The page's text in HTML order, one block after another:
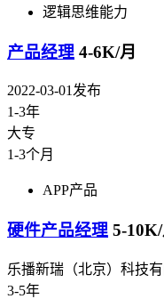
逻辑思维能力
产品经理 4-6K/月
2022-03-01发布
1-3年
大专
1-3个月
APP产品
硬件产品经理 5-10K/
乐播新瑞（北京）科技
3-5年